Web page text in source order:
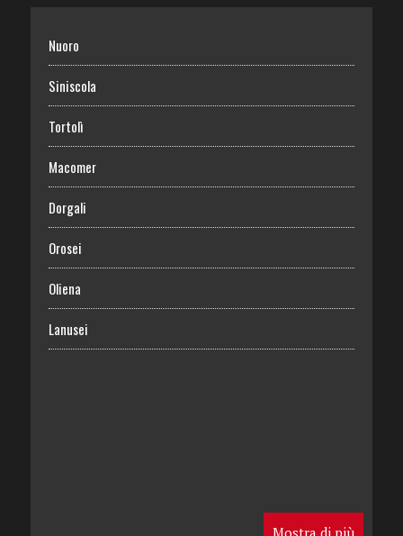
Nuoro
Siniscola
Tortolì
Macomer
Dorgali
Orosei
Oliena
Lanusei
Mostra di più